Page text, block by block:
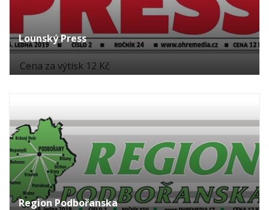
Lounský Press
Cena za výtisk 12 Kč
Region Podbořanska